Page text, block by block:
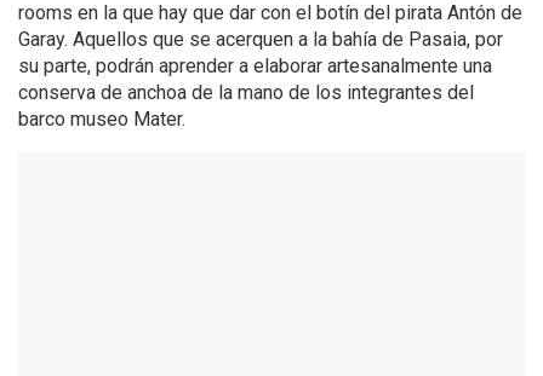
rooms en la que hay que dar con el botín del pirata Antón de
Garay. Aquellos que se acerquen a la bahía de Pasaia, por
su parte, podrán aprender a elaborar artesanalmente una
conserva de anchoa de la mano de los integrantes del
barco museo Mater.